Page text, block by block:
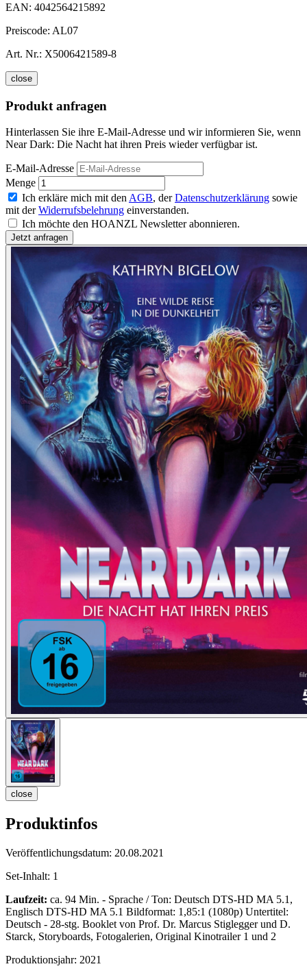
EAN: 4042564215892
Preiscode: AL07
Art. Nr.: X5006421589-8
close
Produkt anfragen
Hinterlassen Sie ihre E-Mail-Adresse und wir informieren Sie, wenn
Near Dark: Die Nacht hat ihren Preis wieder verfügbar ist.
E-Mail-Adresse
Menge
Ich erkläre mich mit den AGB, derDatenschutzerklärung sowie
mit derWiderrufsbelehrung einverstanden.
Ich möchte den HOANZL Newsletter abonnieren.
close
Produktinfos
Veröffentlichungsdatum: 20.08.2021
Set-Inhalt: 1
Laufzeit: ca. 94 Min. - Sprache / Ton: Deutsch DTS-HD MA 5.1,
Englisch DTS-HD MA 5.1 Bildformat: 1,85:1 (1080p) Untertitel:
Deutsch - 28-stg. Booklet von Prof. Dr. Marcus Stiglegger und D.
Starck, Storyboards, Fotogalerien, Original Kinotrailer 1 und 2
Produktionsjahr: 2021